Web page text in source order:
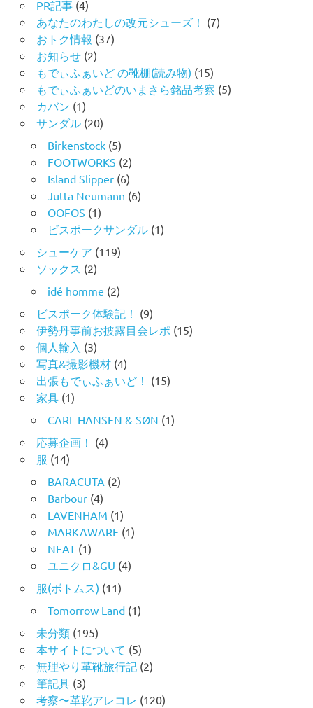
PR記事(4)
あなたのわたしの改元シューズ！ (7)
おトク情報 (37)
お知らせ(2)
もでぃふぁいど の靴棚(読み物) (15)
もでぃふぁいどのいまさら銘品考察 (5)
カバン (1)
サンダル(20)
Birkenstock(5)
FOOTWORKS (2)
Island Slipper(6)
Jutta Neumann (6)
OOFOS (1)
ビスポークサンダル(1)
シューケア (119)
ソックス (2)
idé homme (2)
ビスポーク体験記！ (9)
伊勢丹事前お披露目会レポ (15)
個人輸入 (3)
写真&撮影機材(4)
出張もでぃふぁいど！ (15)
家具(1)
CARL HANSEN & SØN (1)
応募企画！ (4)
服 (14)
BARACUTA (2)
Barbour(4)
LAVENHAM (1)
MARKAWARE(1)
NEAT(1)
ユニクロ&GU (4)
服(ボトムス) (11)
Tomorrow Land(1)
未分類(195)
本サイトについて (5)
無理やり革靴旅行記 (2)
筆記具(3)
考察〜革靴アレコレ (120)